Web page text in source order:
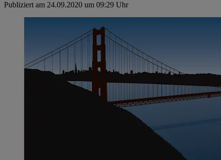
Publiziert am 24.09.2020 um 09:29 Uhr